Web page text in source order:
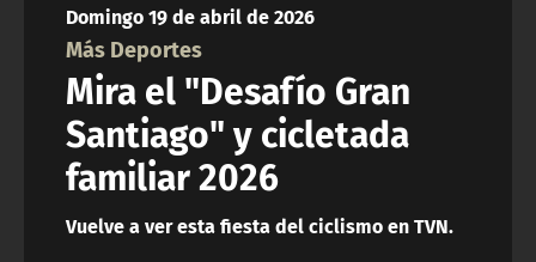
ACTUALIDAD Y TENDENCIAS
CORPORATIVO Y TRANSPARENCIA
CANAL DE DENUNCIAS
ÁREA DE PROYECTOS
Domingo 19 de abril de 2026
Más Deportes
Mira el "Desafío Gran
Santiago" y cicletada
familiar 2026
Vuelve a ver esta fiesta del ciclismo en TVN.